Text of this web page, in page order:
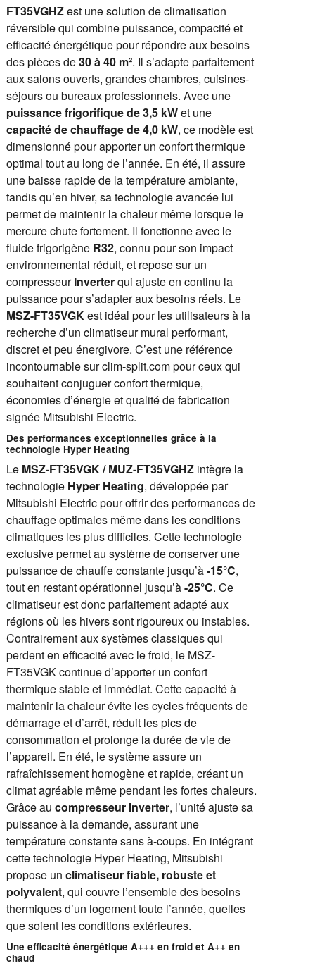
FT35VGHZest une solution de climatisation
réversible qui combine puissance, compacité et
efficacité énergétique pour répondre aux besoins
des pièces de30 à 40 m². Il s’adapte parfaitement
aux salons ouverts, grandes chambres, cuisines-
séjours ou bureaux professionnels. Avec une
puissance frigorifique de 3,5 kWet une
capacité de chauffage de 4,0 kW, ce modèle est
dimensionné pour apporter un confort thermique
optimal tout au long de l’année. En été, il assure
une baisse rapide de la température ambiante,
tandis qu’en hiver, sa technologie avancée lui
permet de maintenir la chaleur même lorsque le
mercure chute fortement. Il fonctionne avec le
fluide frigorigène R32, connu pour son impact
environnemental réduit, et repose sur un
compresseurInverterqui ajuste en continu la
puissance pour s’adapter aux besoins réels. Le
MSZ-FT35VGKest idéal pour les utilisateurs à la
recherche d’un climatiseur mural performant,
discret et peu énergivore. C’est une référence
incontournable sur clim-split.com pour ceux qui
souhaitent conjuguer confort thermique,
économies d’énergie et qualité de fabrication
signée Mitsubishi Electric.
Des performances exceptionnelles grâce à la
technologie Hyper Heating
Le MSZ-FT35VGK / MUZ-FT35VGHZ intègre la
technologie Hyper Heating, développée par
Mitsubishi Electric pour offrir des performances de
chauffage optimales même dans les conditions
climatiques les plus difficiles. Cette technologie
exclusive permet au système de conserver une
puissance de chauffe constante jusqu’à-15°C,
tout en restant opérationnel jusqu’à-25°C. Ce
climatiseur est donc parfaitement adapté aux
régions où les hivers sont rigoureux ou instables.
Contrairement aux systèmes classiques qui
perdent en efficacité avec le froid, le MSZ-
FT35VGK continue d’apporter un confort
thermique stable et immédiat. Cette capacité à
maintenir la chaleur évite les cycles fréquents de
démarrage et d’arrêt, réduit les pics de
consommation et prolonge la durée de vie de
l’appareil. En été, le système assure un
rafraîchissement homogène et rapide, créant un
climat agréable même pendant les fortes chaleurs.
Grâce au compresseur Inverter, l’unité ajuste sa
puissance à la demande, assurant une
température constante sans à-coups. En intégrant
cette technologie Hyper Heating, Mitsubishi
propose un climatiseur fiable, robuste et
polyvalent, qui couvre l’ensemble des besoins
thermiques d’un logement toute l’année, quelles
que soient les conditions extérieures.
Une efficacité énergétique A+++ en froid et A++ en
chaud